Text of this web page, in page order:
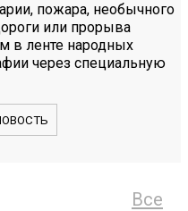
пожара, необычного
или прорыва
в ленте народных
через специальную
Все